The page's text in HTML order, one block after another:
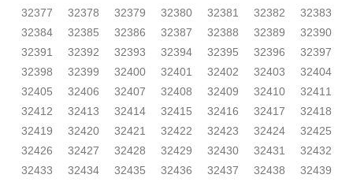
32377
32378 32379 32380 32381 32382
32383
32384
32385 32386 32387 32388 32389
32390
32391
32392 32393 32394 32395 32396
32397
32398
32399 32400 32401 32402 32403
32404
32405
32406 32407 32408 32409 32410
32411
32412
32413 32414 32415 32416 32417
32418
32419
32420 32421 32422 32423 32424
32425
32426
32427 32428 32429 32430 32431
32432
32433
32434 32435 32436 32437 32438
32439